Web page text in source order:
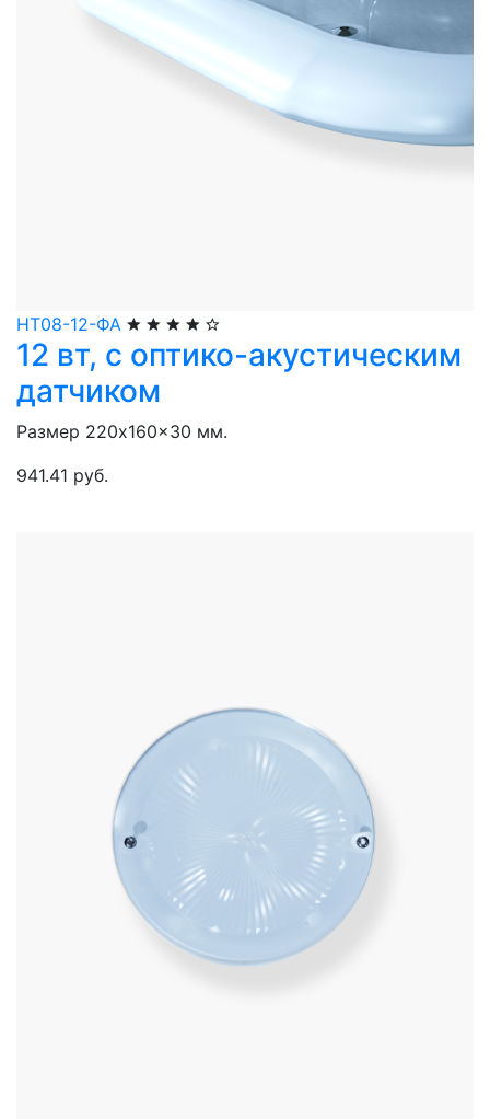
НТ08-12-ФА
12 вт, с оптико-акустическим
датчиком
Размер 220x160x30 мм.
941.41 руб.